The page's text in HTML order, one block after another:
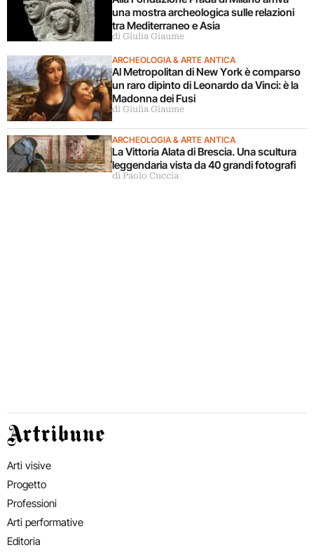
una mostra archeologica sulle relazioni
tra Mediterraneo e Asia
di Giulia Giaume
ARCHEOLOGIA & ARTE ANTICA
Al Metropolitan di New York è comparso
un raro dipinto di Leonardo da Vinci: è la
Madonna dei Fusi
di Giulia Giaume
ARCHEOLOGIA & ARTE ANTICA
La Vittoria Alata di Brescia. Una scultura
leggendaria vista da 40 grandi fotografi
di Paolo Cuccia
Artribune
Arti visive
Progetto
Professioni
Arti performative
Editoria